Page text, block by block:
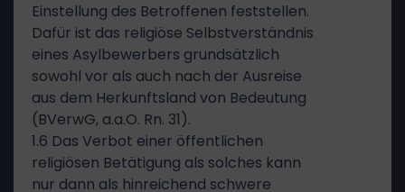
Einstellung des Betroffenen feststellen.
Dafür ist das religiöse Selbstverständnis
eines Asylbewerbers grundsätzlich
sowohl vor als auch nach der Ausreise
aus dem Herkunftsland von Bedeutung
(BVerwG, a.a.O. Rn. 31).
1.6 Das Verbot einer öffentlichen
religiösen Betätigung als solches kann
nur dann als hinreichend schwere